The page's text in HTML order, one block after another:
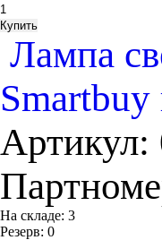
Лампа
Артикул:
На складе: 3
Резерв: 0